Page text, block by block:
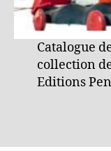
Catalogue
collection
Editions